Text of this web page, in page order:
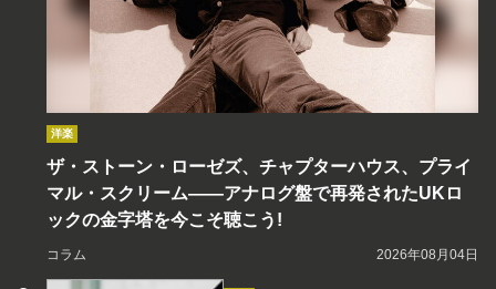
洋楽
ザ・ストーン・ローゼズ、チャプターハウス、プライ
マル・スクリーム――アナログ盤で再発されたUKロ
ックの金字塔を今こそ聴こう!
コラム 2026年08月04日